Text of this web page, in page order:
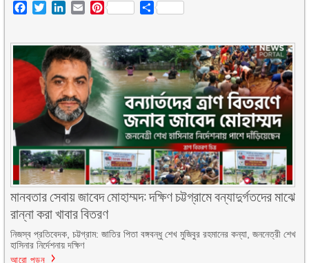
Facebook
TwitterLinkedIn
EmailPinterest Share
মানবতার সেবায় জাবেদ মোহাম্মদ: দক্ষিণ চট্টগ্রামে বন্যাদুর্গতদের মাঝে
রান্না করা খাবার বিতরণ
নিজস্ব প্রতিবেদক, চট্টগ্রাম: জাতির পিতা বঙ্গবন্ধু শেখ মুজিবুর রহমানের কন্যা, জননেত্রী শেখ
হাসিনার নির্দেশনায় দক্ষিণ
আরো পড়ুন